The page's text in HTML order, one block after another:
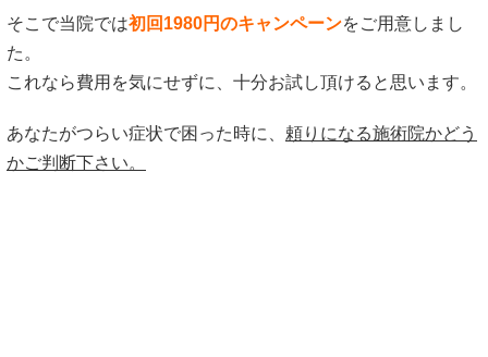
そこで当院では初回1980円のキャンペーンをご用意しまし
た。
これなら費用を気にせずに、十分お試し頂けると思います。
あなたがつらい症状で困った時に、 頼りになる施術院かどう
かご判断下さい。